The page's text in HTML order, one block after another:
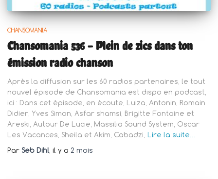
CHANSOMANIA
Chansomania 536 – Plein de zics dans ton
émission radio chanson
Après la diffusion sur les 60 radios partenaires, le tout
nouvel épisode de Chansomania est dispo en podcast,
ici : Dans cet épisode, en écoute, Luiza, Antonin, Romain
Didier, Yves Simon, Asfar shamsi, Brigitte Fontaine et
Areski, Autour De Lucie, Massilia Sound System, Oscar
Les Vacances, Sheila et Akim, Cabadzi, Lire la suite…
Par Seb Dihl , il y a 2 mois